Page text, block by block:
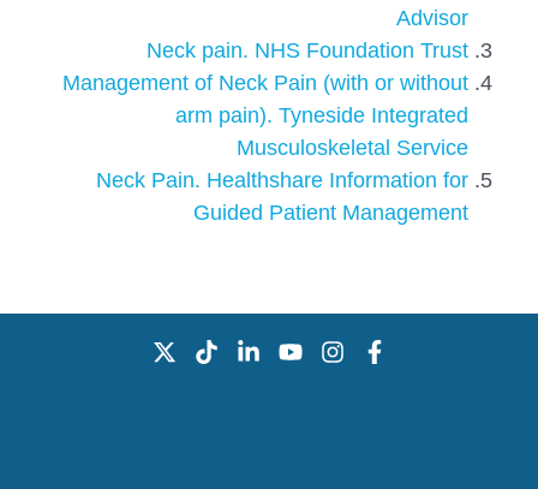
Advisor
Neck pain. NHS Foundation Trust
Management of Neck Pain (with or without
arm pain). Tyneside Integrated
Musculoskeletal Service
Neck Pain. Healthshare Information for
Guided Patient Management